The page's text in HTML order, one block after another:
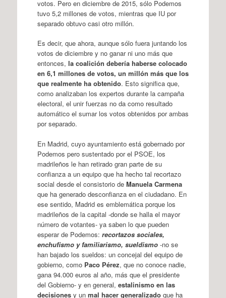
votos. Pero en diciembre de 2015, sólo Podemos
tuvo 5,2 millones de votos, mientras que IU por
separado obtuvo casi otro millón.
Es decir, que ahora, aunque sólo fuera juntando los
votos de diciembre y no ganar ni uno más que
entonces, la coalición debería haberse colocado
en 6,1 millones de votos, un millón más que los
que realmente ha obtenido. Esto significa que,
como analizaban los expertos durante la campaña
electoral, el unir fuerzas no da como resultado
automático el sumar los votos obtenidos por ambas
por separado.
En Madrid, cuyo ayuntamiento está gobernado por
Podemos pero sustentado por el PSOE, los
madrileños le han retirado gran parte de su
confianza a un equipo que ha hecho tal recortazo
social desde el consistorio de Manuela Carmena
que ha generado desconfianza en el ciudadano. En
ese sentido, Madrid es emblemática porque los
madrileños de la capital -donde se halla el mayor
número de votantes- ya saben lo que pueden
esperar de Podemos: recortazos sociales,
enchufismo y familiarismo, sueldismo -no se
han bajado los sueldos: un concejal del equipo de
gobierno, como Paco Pérez, que no conoce nadie,
gana 94.000 euros al año, más que el presidente
del Gobierno- y en general, estalinismo en las
decisionesy un mal hacer generalizadoque ha